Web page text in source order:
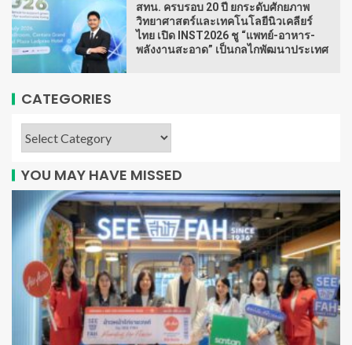
สทน. ครบรอบ 20 ปี ยกระดับศักยภาพ
วิทยาศาสตร์และเทคโนโลยีนิวเคลียร์
ไทย เปิด INST2026 ชู “แพทย์-อาหาร-
พลังงานสะอาด” เป็นกลไกพัฒนาประเทศ
CATEGORIES
YOU MAY HAVE MISSED